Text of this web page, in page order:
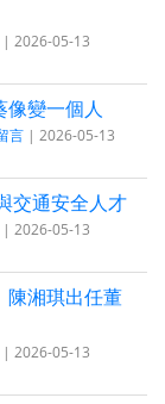
| 2026-05-13
像變一個人
言 | 2026-05-13
交通安全人才
| 2026-05-13
陳湘琪出任董
| 2026-05-13